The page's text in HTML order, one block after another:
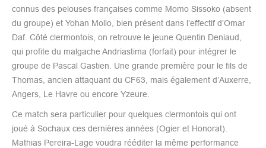
connus des pelouses françaises comme Momo Sissoko (absent
du groupe) et Yohan Mollo, bien présent dans l’effectif d’Omar
Daf. Côté clermontois, on retrouve le jeune Quentin Deniaud,
qui profite du malgache Andriastima (forfait) pour intégrer le
groupe de Pascal Gastien. Une grande première pour le fils de
Thomas, ancien attaquant du CF63, mais également d’Auxerre,
Angers, Le Havre ou encore Yzeure.
Ce match sera particulier pour quelques clermontois qui ont
joué à Sochaux ces dernières années (Ogier et Honorat).
Mathias Pereira-Lage voudra rééditer la même performance